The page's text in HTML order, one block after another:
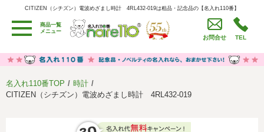
CITIZEN（シチズン）電波めざまし時計 4RL432-019は粗品・記念品の【名入れ110番】
CITIZEN（シチズン）電波めざまし時計 4RL432-019は粗品・記念品の【名入れ110番】
商品一覧
メニュー
お問合せ TEL
用途別カテゴリ
卒園・卒業記念品
労働組合・設立記念・周年記念
うちわ・扇子・ファン
イベント・パーティーグッズ
セール品グッズ
名入れ110番TOP
時計
CITIZEN（シチズン）電波めざまし時計 4RL432-019